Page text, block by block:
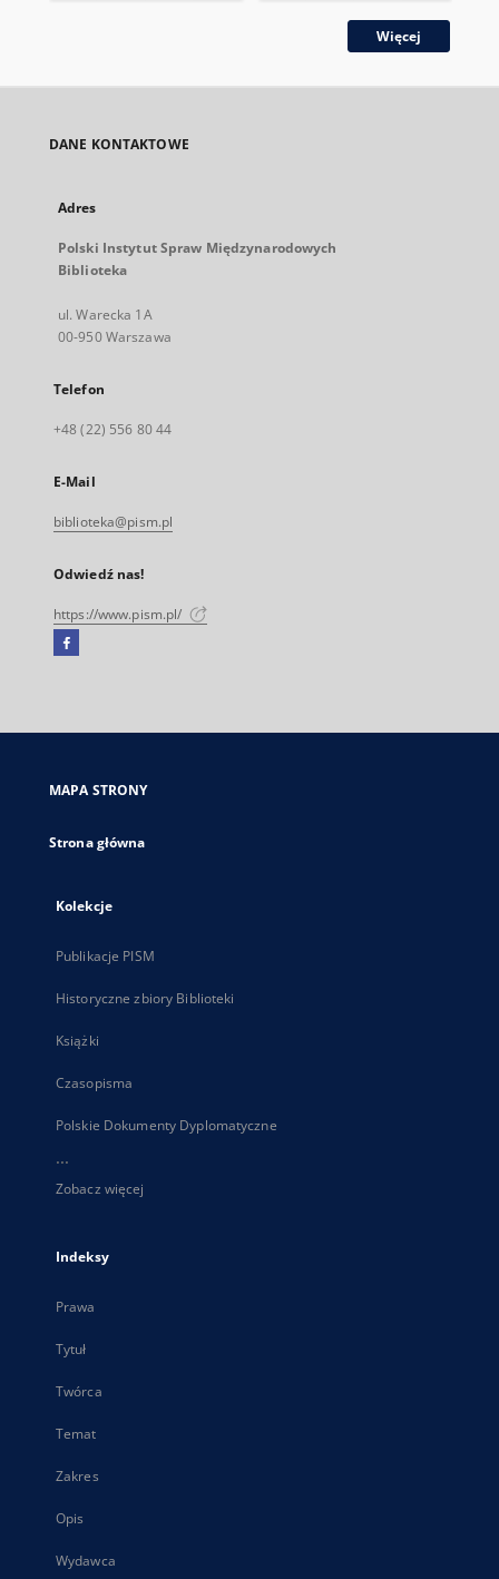
Więcej
DANE KONTAKTOWE
Adres
Polski Instytut Spraw Międzynarodowych
Biblioteka
ul. Warecka 1A
00-950 Warszawa
Telefon
+48 (22) 556 80 44
E-Mail
biblioteka@pism.pl
Odwiedź nas!
https://www.pism.pl/
Facebook
się
karcie
MAPA STRONY
Strona główna
Kolekcje
Publikacje PISM
Historyczne zbiory Biblioteki
Książki
Czasopisma
Polskie Dokumenty Dyplomatyczne
...
Zobacz więcej
Indeksy
Prawa
Tytuł
Twórca
Temat
Zakres
Opis
Wydawca